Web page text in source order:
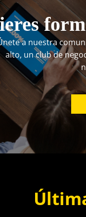
a nuestra
alto, un club de